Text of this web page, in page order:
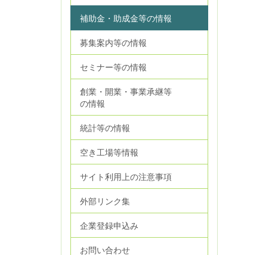
補助金・助成金等の情報
募集案内等の情報
セミナー等の情報
創業・開業・事業承継等
の情報
統計等の情報
空き工場等情報
サイト利用上の注意事項
外部リンク集
企業登録申込み
お問い合わせ